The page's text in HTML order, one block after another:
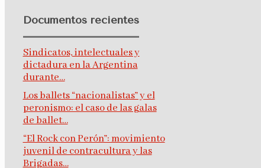
Documentos recientes
Sindicatos, intelectuales y
dictadura en la Argentina
durante…
Los ballets “nacionalistas” y el
peronismo: el caso de las galas
de ballet…
“El Rock con Perón”: movimiento
juvenil de contracultura y las
Brigadas…